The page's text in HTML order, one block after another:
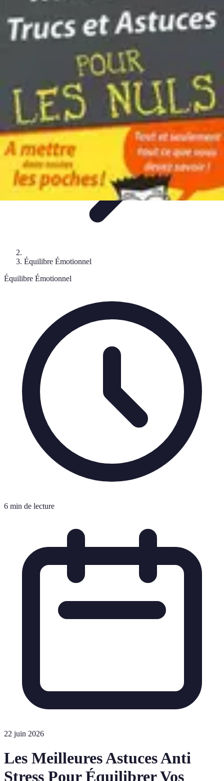
Astuces Naturelles
Astuces PratiquesMéditation et
RelaxationRoutines et Habitudes Techniques de Relaxation
Astuces Anti Stress
Équilibre Émotionnel
Équilibre Émotionnel
6 min de lecture
22 juin 2026
Les Meilleures Astuces Anti
Stress Pour Équilibrer Vos